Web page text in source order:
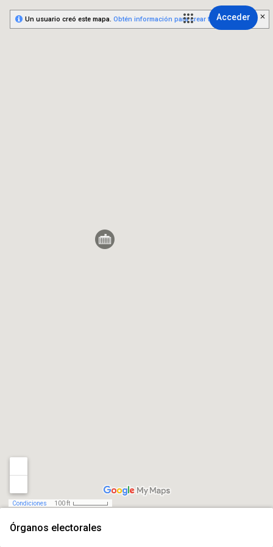
Acceder
Órganos electorales
Condiciones 100 ft
Un usuario creó este mapa. Obtén información para crear tu propio mapa.